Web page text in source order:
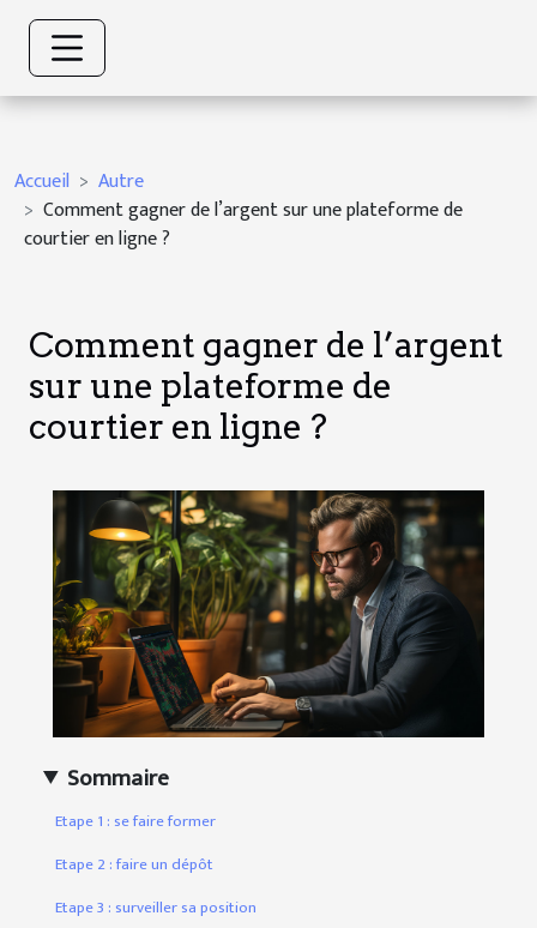
Accueil
Autre
Comment gagner de l’argent sur une plateforme de
courtier en ligne ?
Comment gagner de l’argent
sur une plateforme de
courtier en ligne ?
Sommaire
Etape 1 : se faire former
Etape 2 : faire un dépôt
Etape 3 : surveiller sa position